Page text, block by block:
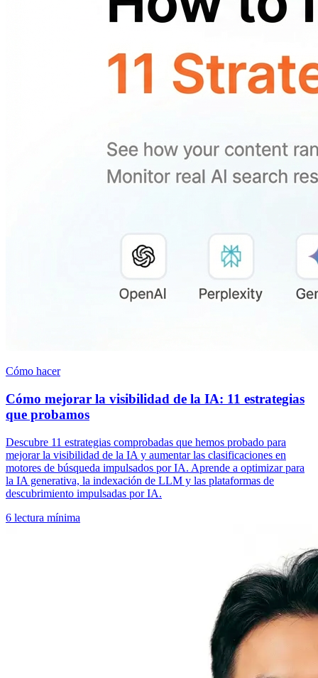
Cómo hacer
Cómo mejorar la visibilidad de la IA: 11 estrategias
que probamos
Descubre 11 estrategias comprobadas que hemos probado para
mejorar la visibilidad de la IA y aumentar las clasificaciones en
motores de búsqueda impulsados por IA. Aprende a optimizar para
la IA generativa, la indexación de LLM y las plataformas de
descubrimiento impulsadas por IA.
6 lectura mínima